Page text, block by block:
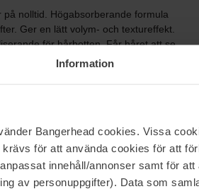
Information
Bangerhead cookies. Vissa
för att använda cookies för att
innehåll/annonser samt för
av personuppgifter). Data som
nolltid. Högabsorberande formula
Ger en lätt volym- och textureffekt.
för hårbotten. Får håret att se,